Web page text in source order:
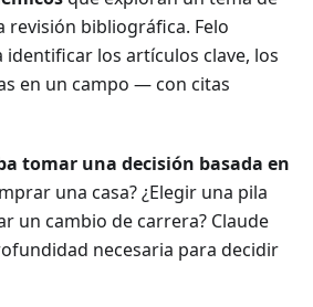
revisión bibliográfica. Felo
identificar los artículos clave, los
en un campo — con citas
tomar una decisión basada en
una casa? ¿Elegir una pila
un cambio de carrera? Claude
necesaria para decidir